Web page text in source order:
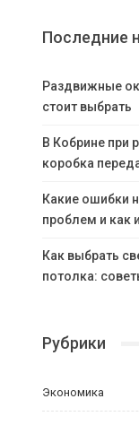
Последние
Раздвижные
стоит выбрать
В Кобрине при
коробка
Какие ошибки
проблем и как
Как выбрать
потолка:
Рубрики
Экономика